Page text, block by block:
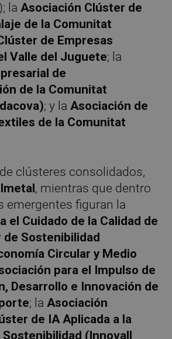
laAsociación Clúster de
de la Comunitat
de Empresas
Valle del Juguete; la
de
de la Comunitat
; y laAsociación de
de la Comunitat
clústeres consolidados,
, mientras que dentro
emergentes figuran la
el Cuidado de la Calidad de
de Sostenibilidad
Circular y Medio
para el Impulso de
Desarrollo e Innovación de
; laAsociación
de IA Aplicada a la
Sostenibilidad (Innovall